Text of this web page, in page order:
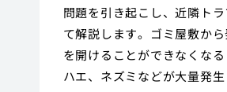
問題を引き起こし、近隣ト
て解説します。ゴミ屋敷か
を開けることができなくな
ハエ、ネズミなどが大量発